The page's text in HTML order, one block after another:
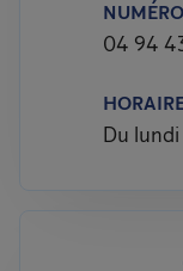
04 94
Du